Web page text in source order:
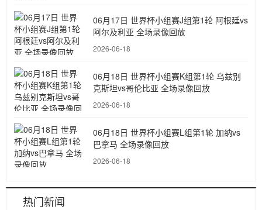
06月17日 世界杯小组赛J组第1轮 阿根廷vs
阿尔及利亚 全场录像回放
2026-06-18
06月18日 世界杯小组赛K组第1轮 乌兹别
克斯坦vs哥伦比亚 全场录像回放
2026-06-18
06月18日 世界杯小组赛L组第1轮 加纳vs
巴拿马 全场录像回放
2026-06-18
热门新闻